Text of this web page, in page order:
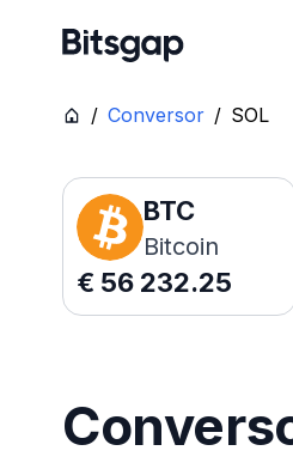
/ Conversor / SOL
BTC
Bitcoin
€ 56 232.25